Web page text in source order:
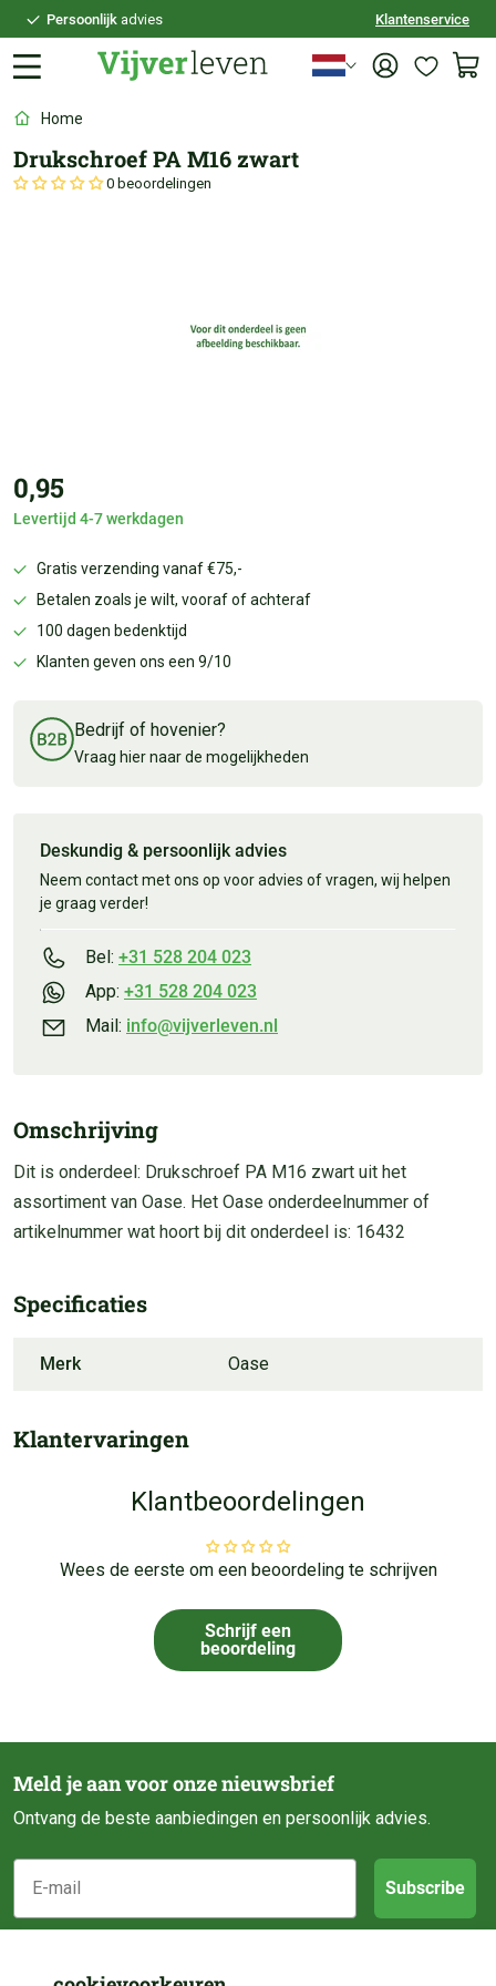
Persoonlijk advies
21:30besteld,vandaagverzonden
Persoonlijkadvies
Klantenservice
Home
Drukschroef PA M16 zwart
0 beoordelingen
0,95
Levertijd 4-7 werkdagen
Gratis verzending vanaf €75,-
Betalen zoals je wilt, vooraf of achteraf
100 dagen bedenktijd
Klanten geven ons een 9/10
Bedrijf of hovenier?
Vraag hier naar de mogelijkheden
Deskundig & persoonlijk advies
Neem contact met ons op voor advies of vragen, wij helpen
je graag verder!
Bel: +31 528 204 023
App: +31 528 204 023
Mail: info@vijverleven.nl
Omschrijving
Dit is onderdeel: Drukschroef PA M16 zwart uit het
assortiment van Oase. Het Oase onderdeelnummer of
artikelnummer wat hoort bij dit onderdeel is: 16432
Specificaties
Merk Oase
Klantervaringen
Klantbeoordelingen
Wees de eerste om een beoordeling te schrijven
Schrijf een
beoordeling
Meld je aan voor onze nieuwsbrief
Ontvang de beste aanbiedingen en persoonlijk advies.
E-mail
Subscribe
Klantenservice